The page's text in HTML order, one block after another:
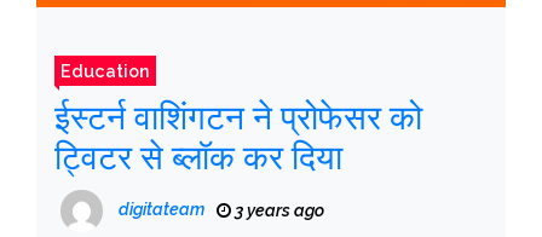
Education
ईस्टर्न वाशिंगटन ने प्रोफेसर को
ट्विटर से ब्लॉक कर दिया
digitateam 3 years ago